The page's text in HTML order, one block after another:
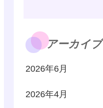
アーカイブ
2026年6月
2026年4月